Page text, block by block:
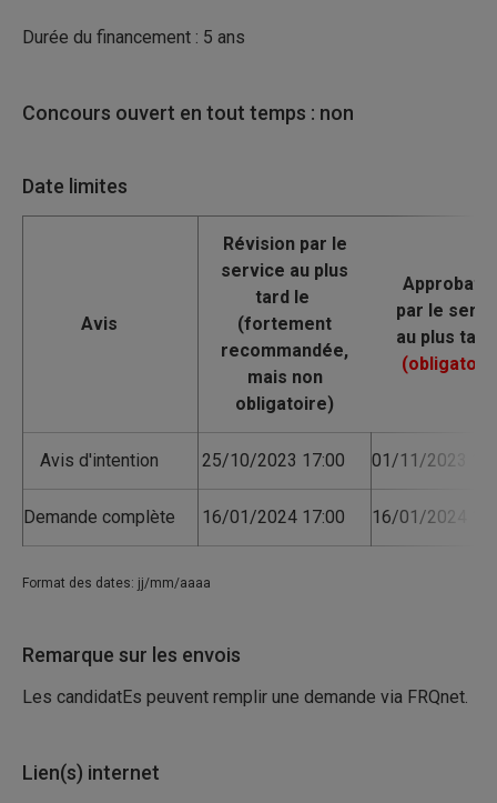
Durée du financement : 5 ans
Concours ouvert en tout temps : non
Date limites
Avis
Avis d'intention 25/10/2023 17:00 01/11/2023
Demande complète 16/01/2024 17:00 16/01/2024
Format des dates: jj/mm/aaaa
Remarque sur les envois
Les candidatEs peuvent remplir une demande via FRQnet.
Lien(s) internet